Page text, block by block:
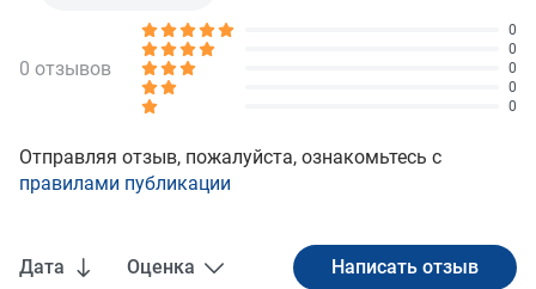
Дата Оценка
0 отзывов
0
0
0
0
0
Отправляя отзыв, пожалуйста, ознакомьтесь с
правилами публикации